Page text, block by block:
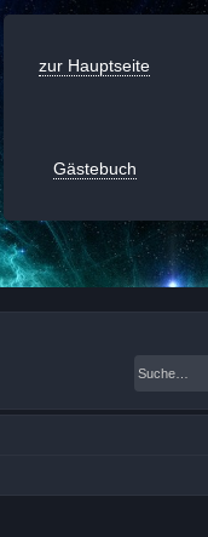
zur Hauptseite
Gästebuch